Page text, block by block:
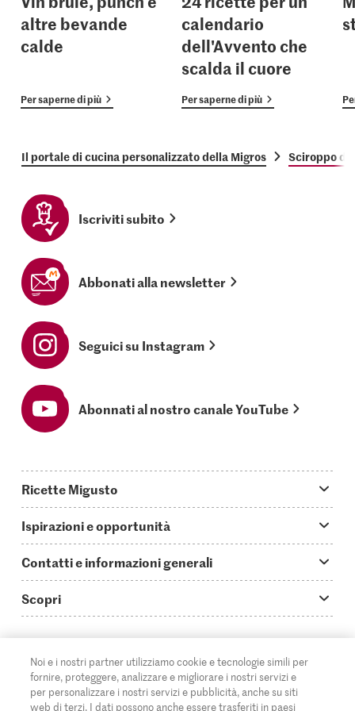
altre bevande
calde
Per saperne di più
calendario
dell'Avvento che
scalda il cuore
Per saperne di più
Il portale di cucina personalizzato della Migros Sciroppo di
Iscriviti subito
Abbonati alla newsletter
Seguici su Instagram
Abonnati al nostro canale YouTube
Ricette Migusto
Oggi cucino
Piatti principali
Ricette semplici & veloci
Ricette al forno
Ispirazioni e opportunità
Storie
Video How to
Login Migusto
Contatti e informazioni generali
Guida alle abbreviazioni
Contatti
Pubblicità
Scopri
Migros Online
A proposito della Migros
Noi e i nostri partner utilizziamo cookie e tecnologie simili per
fornire, proteggere, analizzare e migliorare i nostri servizi e
per personalizzare i nostri servizi e pubblicità, anche su siti
web di terzi. I dati possono anche essere trasferiti in paesi